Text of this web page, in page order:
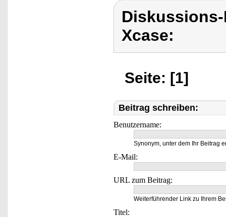
Xcase:
Seite: [1]
Beitrag schreiben:
Benutzername:
Synonym, unter dem Ihr Beitrag
E-Mail:
URL zum Beitrag:
Weiterführender Link zu Ihrem
Titel: